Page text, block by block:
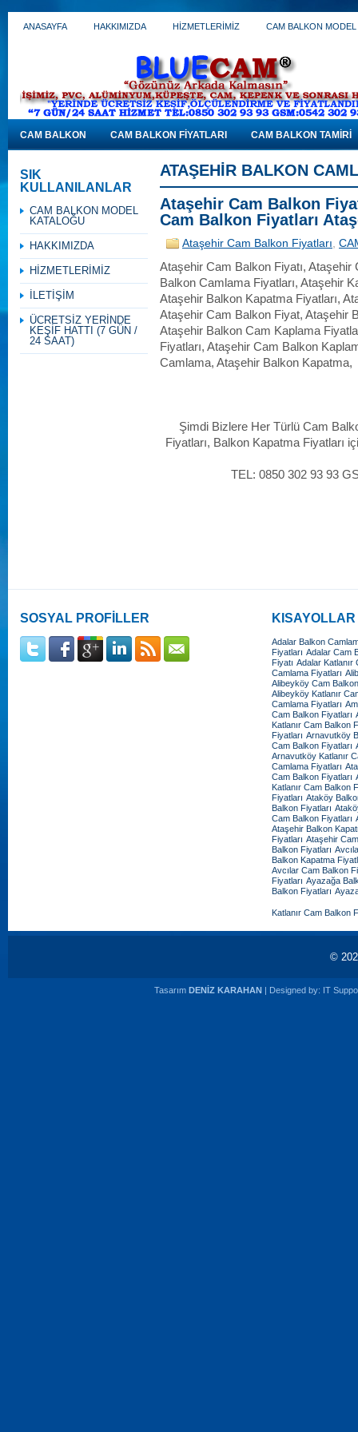
ANASAYFA HAKKIMIZDA HİZMETLERİMİZ CAM BALKON
CAM BALKON CAM BALKON FİYATLARI CAM BALKON TAMİRİ
ATAŞEHIR BALKON
Ataşehir Cam Balkon
Cam Balkon Fiyatları
Ataşehir Cam Balkon Fiyatları,
Ataşehir Cam Balkon Fiyatı, Ataşehir
Balkon Camlama Fiyatları, Ataşehir
Ataşehir Balkon Kapatma Fiyatları,
Ataşehir Cam Balkon Fiyat, Ataşehir
Ataşehir Balkon Cam Kaplama
Fiyatları, Ataşehir Cam Balkon
Camlama, Ataşehir Balkon Kapatma,
Şimdi Bizlere Her Türlü Cam
Fiyatları, Balkon Kapatma Fiyatları
TEL: 0850 302 93 93
SIK
KULLANILANLAR
CAM BALKON MODEL
KATALOĞU
HAKKIMIZDA
HİZMETLERİMİZ
İLETİŞİM
ÜCRETSİZ YERİNDE
KEŞİF HATTI (7 GÜN /
24 SAAT)
SOSYAL PROFİLLER KISAYOLLAR
Adalar Balkon
Fiyatları Adalar Cam
Fiyatı Adalar Katlanır
Camlama Fiyatları
Alibeyköy Cam
Alibeyköy Katlanır
Camlama Fiyatları
Cam Balkon Fiyatları
Katlanır Cam Balkon
Fiyatları Arnavutköy
Cam Balkon Fiyatları
Arnavutköy Katlanır
Camlama Fiyatları
Cam Balkon Fiyatları
Katlanır Cam Balkon
Fiyatları Ataköy
Balkon Fiyatları
Cam Balkon Fiyatları
Ataşehir Balkon
Fiyatları Ataşehir
Balkon Fiyatları
Balkon Kapatma
Avcılar Cam Balkon
Fiyatları Ayazağa
Balkon Fiyatları
Katlanır Cam Balkon
©
Tasarım DENİZ KARAHAN| Designed by: IT